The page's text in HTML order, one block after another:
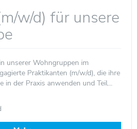
w/d) für unsere
unserer Wohngruppen im
Praktikanten (m/w/d), die ihre
in der Praxis anwenden und Teil...